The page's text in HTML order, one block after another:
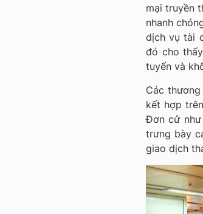
mại truyền
nhanh
dịch vụ tài
đó cho
tuyến và
Các
kết hợp
Đơn cử
trưng bày
giao dịch